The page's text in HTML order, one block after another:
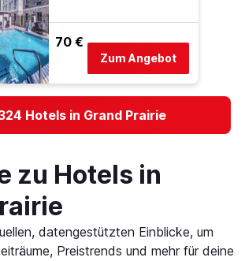
70 €
Zum Angebot
Hotels in Grand Prairie
zu Hotels in
datengestützten Einblicke, um
Preistrends und mehr für deine